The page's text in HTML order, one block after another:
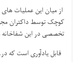
از میان این عملیات
کوچک توسط داکتران
تخصصی در این
قابل یادآوری است که